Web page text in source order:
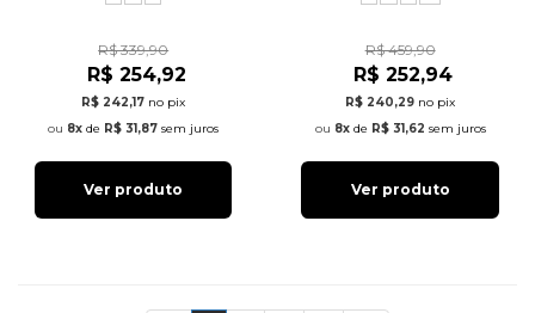
R$ 339,90
R$ 254,92
R$ 242,17 no pix
8x de R$ 31,87 sem juros
Ver produto
R$ 459,90
R$ 252,94
R$ 240,29 no pix
8xde R$ 31,62 sem juros
Ver produto